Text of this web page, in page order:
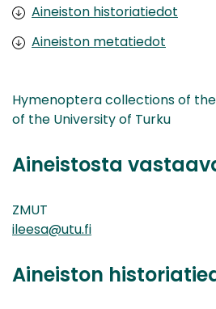
Aineiston historiatiedot
Aineiston metatiedot
Hymenoptera collections of
of the University of Turku
Aineistosta
ZMUT
ileesa@utu.fi
Aineiston